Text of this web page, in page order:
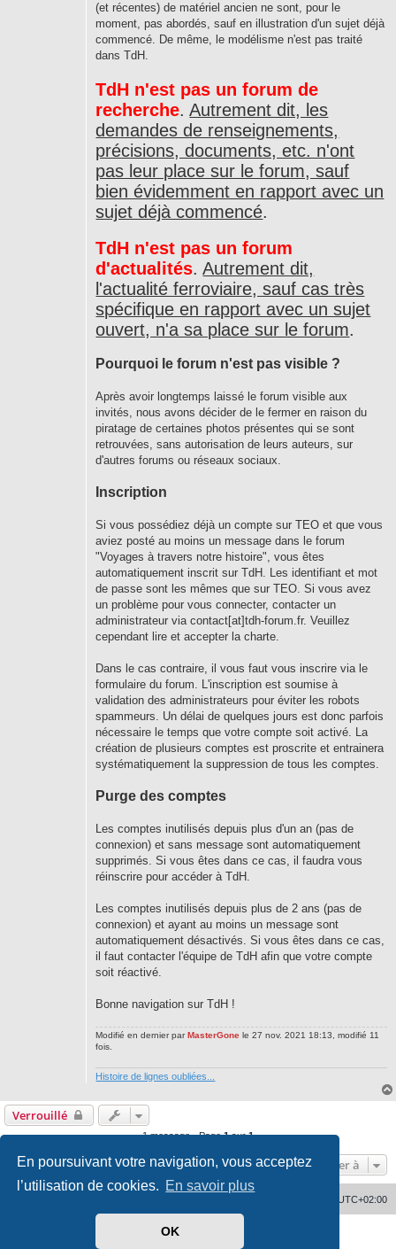
En poursuivant votre navigation, vous acceptez
l’utilisation de cookies. En savoir plus
OK
(et récentes) de matériel ancien ne sont, pour le
moment, pas abordés, sauf en illustration d'un sujet déjà
commencé. De même, le modélisme n'est pas traité
dans TdH.
TdH n'est pas un forum de
recherche.Autrement dit, les
demandes de renseignements,
précisions, documents, etc. n'ont
pas leur place sur le forum, sauf
bien évidemment en rapport avec un
sujet déjà commencé.
TdH n'est pas un forum
d'actualités.Autrement dit,
l'actualité ferroviaire, sauf cas très
spécifique en rapport avec un sujet
ouvert, n'a sa place sur le forum.
Pourquoi le forum n'est pas visible ?
Après avoir longtemps laissé le forum visible aux
invités, nous avons décider de le fermer en raison du
piratage de certaines photos présentes qui se sont
retrouvées, sans autorisation de leurs auteurs, sur
d'autres forums ou réseaux sociaux.
Inscription
Si vous possédiez déjà un compte sur TEO et que vous
aviez posté au moins un message dans le forum
"Voyages à travers notre histoire", vous êtes
automatiquement inscrit sur TdH. Les identifiant et mot
de passe sont les mêmes que sur TEO. Si vous avez
un problème pour vous connecter, contacter un
administrateur via contact[at]tdh-forum.fr. Veuillez
cependant lire et accepter la charte.
Dans le cas contraire, il vous faut vous inscrire via le
formulaire du forum. L'inscription est soumise à
validation des administrateurs pour éviter les robots
spammeurs. Un délai de quelques jours est donc parfois
nécessaire le temps que votre compte soit activé. La
création de plusieurs comptes est proscrite et entrainera
systématiquement la suppression de tous les comptes.
Purge des comptes
Les comptes inutilisés depuis plus d'un an (pas de
connexion) et sans message sont automatiquement
supprimés. Si vous êtes dans ce cas, il faudra vous
réinscrire pour accéder à TdH.
Les comptes inutilisés depuis plus de 2 ans (pas de
connexion) et ayant au moins un message sont
automatiquement désactivés. Si vous êtes dans ce cas,
il faut contacter l'équipe de TdH afin que votre compte
soit réactivé.
Bonne navigation sur TdH !
Modifié en dernier parMasterGone le 27 nov. 2021 18:13, modifié 11
fois.
Histoire de lignes oubliées...
Verrouillé
1 message • Page1sur1
Aller à
UTC+02:00
phpBB ® Forum Software © phpBB Limited
phpBB-fr.com